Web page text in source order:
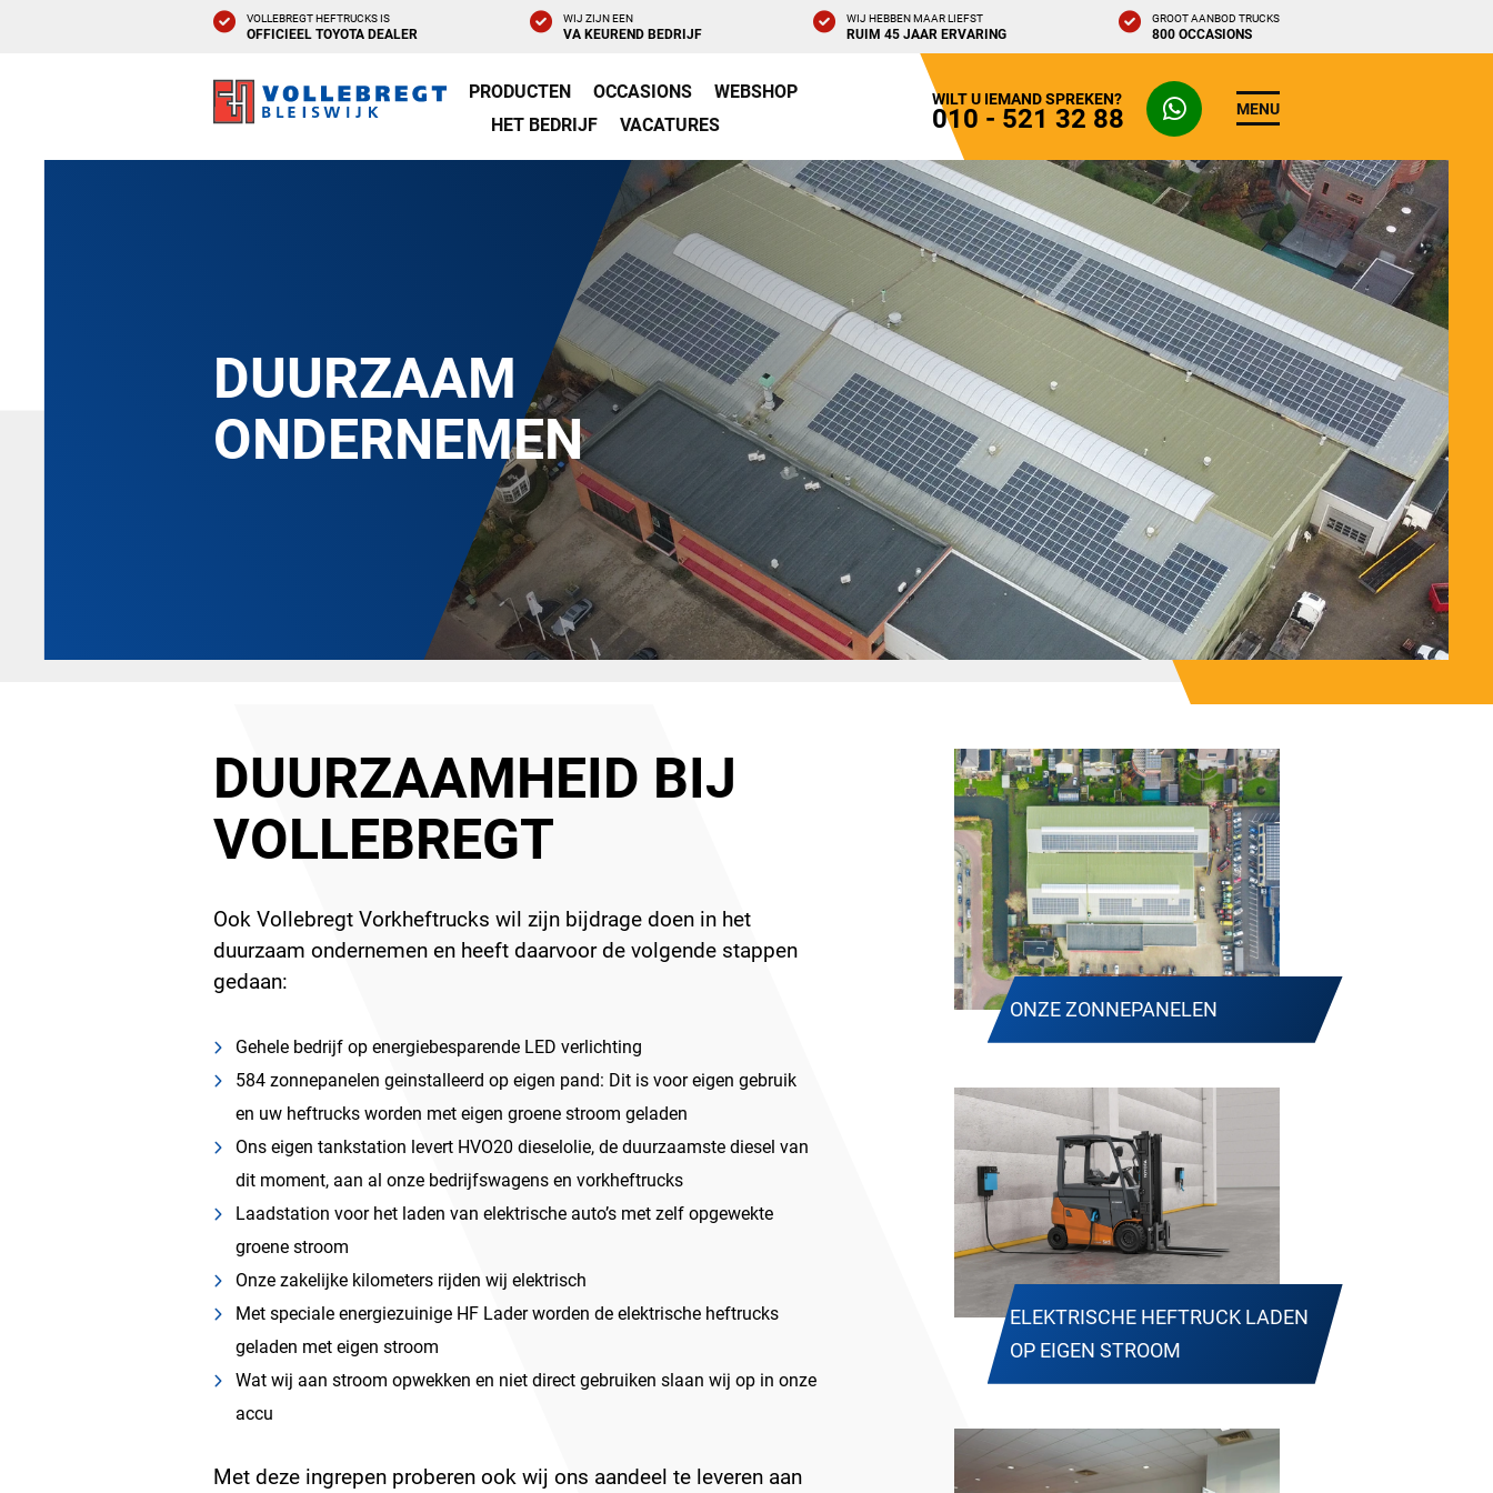
VOLLEBREGT HEFTRUCKS IS
OFFICIEEL TOYOTA DEALER
WIJ ZIJN EEN
VA KEUREND BEDRIJF
WIJ HEBBEN MAAR LIEFST
RUIM 45 JAAR ERVARING
GROOT AANBOD TRUCKS
800 OCCASIONS
PRODUCTEN OCCASIONS
WEBSHOP
HET BEDRIJF
VACATURES
WILT U IEMAND SPREKEN?
010 - 521 32 88 MENU
DUURZAAM
ONDERNEMEN
DUURZAAMHEID BIJ
VOLLEBREGT
Ook Vollebregt Vorkheftrucks wil zijn bijdrage doen in het
duurzaam ondernemen en heeft daarvoor de volgende stappen
gedaan:
Gehele bedrijf op energiebesparende LED verlichting
584 zonnepanelen geinstalleerd op eigen pand: Dit is voor eigen gebruik
en uw heftrucks worden met eigen groene stroom geladen
Ons eigen tankstation levert HVO20 dieselolie, de duurzaamste diesel van
dit moment, aan al onze bedrijfswagens en vorkheftrucks
Laadstation voor het laden van elektrische auto’s met zelf opgewekte
groene stroom
Onze zakelijke kilometers rijden wij elektrisch
Met speciale energiezuinige HF Lader worden de elektrische heftrucks
geladen met eigen stroom
Wat wij aan stroom opwekken en niet direct gebruiken slaan wij op in onze
accu
Met deze ingrepen proberen ook wij ons aandeel te leveren aan
ONZE ZONNEPANELEN
ELEKTRISCHE HEFTRUCK LADEN
OP EIGEN STROOM